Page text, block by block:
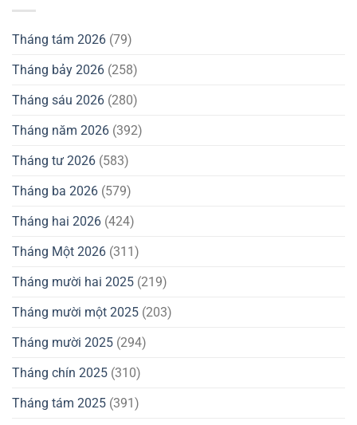
Tháng tám 2026 (79)
Tháng bảy 2026 (258)
Tháng sáu 2026 (280)
Tháng năm 2026 (392)
Tháng tư 2026 (583)
Tháng ba 2026 (579)
Tháng hai 2026 (424)
Tháng Một 2026 (311)
Tháng mười hai 2025 (219)
Tháng mười một 2025 (203)
Tháng mười 2025 (294)
Tháng chín 2025 (310)
Tháng tám 2025 (391)